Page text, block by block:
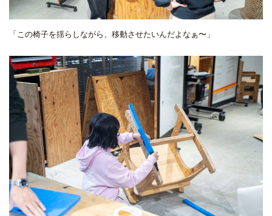
「この椅子を揺らしながら、移動させたいんだよなぁ〜」